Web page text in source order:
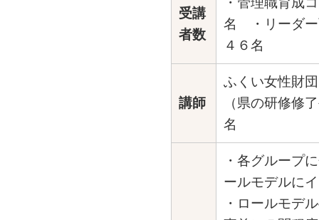
受講
者数
名 ・リーダー
４６名
講師
ふくい女性財
（県の研修修
名
・各グループ
ールモデルに
・ロールモデ